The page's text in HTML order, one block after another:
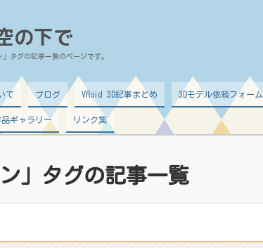
の下で
」タグの記事一覧のページです。
て ブログ VRoid 3D記事まとめ 3Dモデル依頼フォーム
品ギャラリー リンク集
」タグの記事一覧